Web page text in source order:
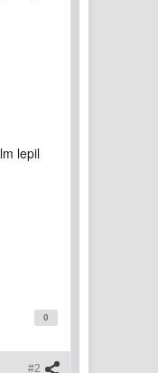
lepil
0
#2